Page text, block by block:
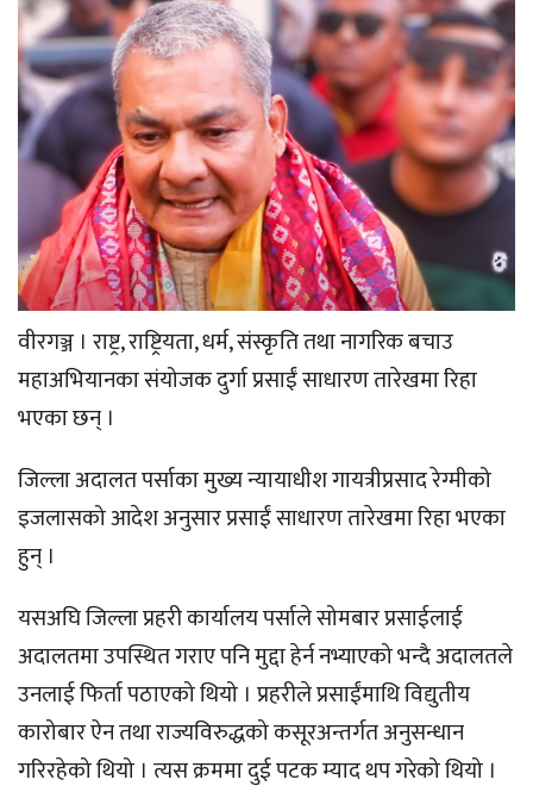
वीरगञ्ज । राष्ट्र, राष्ट्रियता, धर्म, संस्कृति तथा नागरिक बचाउ
महाअभियानका संयोजक दुर्गा प्रसाईं साधारण तारेखमा रिहा
भएका छन् ।
जिल्ला अदालत पर्साका मुख्य न्यायाधीश गायत्रीप्रसाद रेग्मीको
इजलासको आदेश अनुसार प्रसाईं साधारण तारेखमा रिहा भएका
हुन् ।
यसअघि जिल्ला प्रहरी कार्यालय पर्साले सोमबार प्रसाईलाई
अदालतमा उपस्थित गराए पनि मुद्दा हेर्न नभ्याएको भन्दै अदालतले
उनलाई फिर्ता पठाएको थियो । प्रहरीले प्रसाईंमाथि विद्युतीय
कारोबार ऐन तथा राज्यविरुद्धको कसूरअन्तर्गत अनुसन्धान
गरिरहेको थियो । त्यस क्रममा दुई पटक म्याद थप गरेको थियो ।